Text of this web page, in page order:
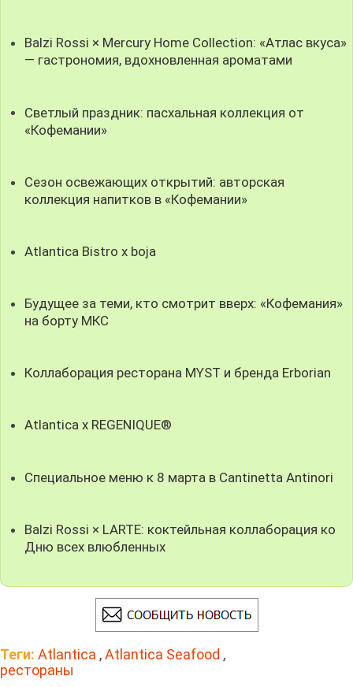
Balzi Rossi × Mercury Home Collection: «Атлас вкуса»
— гастрономия, вдохновленная ароматами
Светлый праздник: пасхальная коллекция от
«Кофемании»
Сезон освежающих открытий: авторская
коллекция напитков в «Кофемании»
Atlantica Bistro x boja
Будущее за теми, кто смотрит вверх: «Кофемания»
на борту МКС
Коллаборация ресторана MYST и бренда Erborian
Atlantica x REGENIQUE®
Специальное меню к 8 марта в Cantinetta Antinori
Balzi Rossi × LARTE: коктейльная коллаборация ко
Дню всех влюбленных
Теги: Atlantica ,Atlantica Seafood ,
рестораны